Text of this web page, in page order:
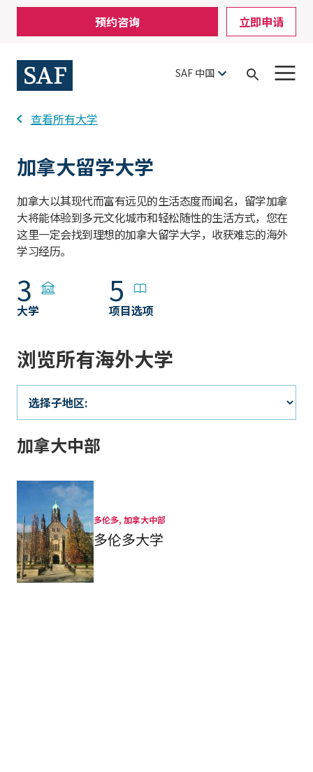
Skip
main
content
Utility
Menu
预约咨询 立即申请
SAF 中国
Open
查看所有大学
加拿大留学大学
加拿大以其现代而富有远见的生活态度而闻名，留学加拿
大将能体验到多元文化城市和轻松随性的生活方式，您在
这里一定会找到理想的加拿大留学大学，收获难忘的海外
学习经历。
3
大学
5
项目选项
浏览所有海外大学
加拿大中部
多伦多, 加拿大中部
多伦多大学